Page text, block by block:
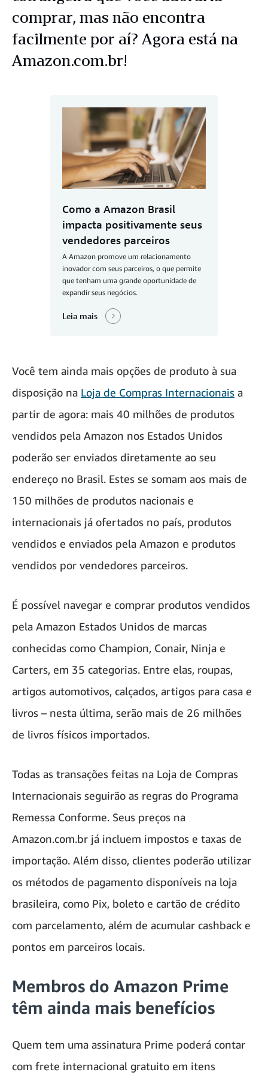
comprar, mas não encontra
facilmente por aí? Agora está na
Amazon.com.br!
Como a Amazon Brasil
impacta positivamente seus
vendedores parceiros
A Amazon promove um relacionamento
inovador com seus parceiros, o que permite
que tenham uma grande oportunidade de
expandir seus negócios.
Leia mais
Você tem ainda mais opções de produto à sua
disposição na Loja de Compras Internacionais a
partir de agora: mais 40 milhões de produtos
vendidos pela Amazon nos Estados Unidos
poderão ser enviados diretamente ao seu
endereço no Brasil. Estes se somam aos mais de
150 milhões de produtos nacionais e
internacionais já ofertados no país, produtos
vendidos e enviados pela Amazon e produtos
vendidos por vendedores parceiros.
É possível navegar e comprar produtos vendidos
pela Amazon Estados Unidos de marcas
conhecidas como Champion, Conair, Ninja e
Carters, em 35 categorias. Entre elas, roupas,
artigos automotivos, calçados, artigos para casa e
livros – nesta última, serão mais de 26 milhões
de livros físicos importados.
Todas as transações feitas na Loja de Compras
Internacionais seguirão as regras do Programa
Remessa Conforme. Seus preços na
Amazon.com.br já incluem impostos e taxas de
importação. Além disso, clientes poderão utilizar
os métodos de pagamento disponíveis na loja
brasileira, como Pix, boleto e cartão de crédito
com parcelamento, além de acumular cashback e
pontos em parceiros locais.
Membros do Amazon Prime
têm ainda mais benefícios
Quem tem uma assinatura Prime poderá contar
com frete internacional gratuito em itens